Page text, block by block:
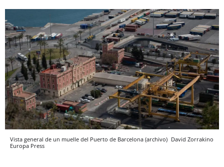
Vista general de un muelle del Puerto de Barcelona (archivo) David Zorrakino
Europa Press